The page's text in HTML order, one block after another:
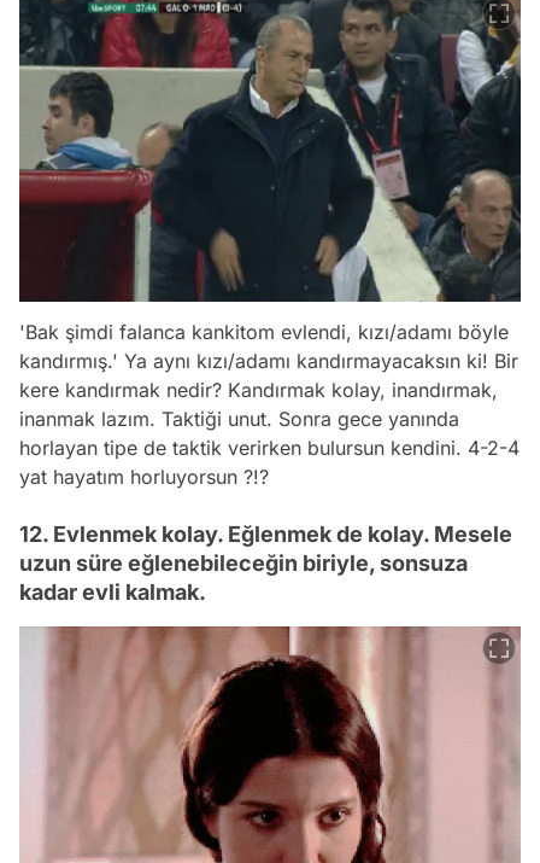
'Bak şimdi falanca kankitom evlendi, kızı/adamı böyle
kandırmış.' Ya aynı kızı/adamı kandırmayacaksın ki! Bir
kere kandırmak nedir? Kandırmak kolay, inandırmak,
inanmak lazım. Taktiği unut. Sonra gece yanında
horlayan tipe de taktik verirken bulursun kendini. 4-2-4
yat hayatım horluyorsun ?!?
12. Evlenmek kolay. Eğlenmek de kolay. Mesele
uzun süre eğlenebileceğin biriyle, sonsuza
kadar evli kalmak.